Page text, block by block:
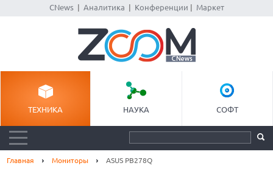
CNews| Аналитика Конференции Маркет
ТЕХНИКА НАУКА СОФТ
Главная Мониторы ASUS PB278Q